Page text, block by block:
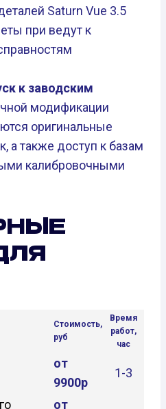
Saturn Vue 3.5
при ведут к
к заводским
модификации
оригинальные
а также доступ к базам
калибровочными
Стоимость,
руб
Время
работ,
час
от
9900р
1-3
от